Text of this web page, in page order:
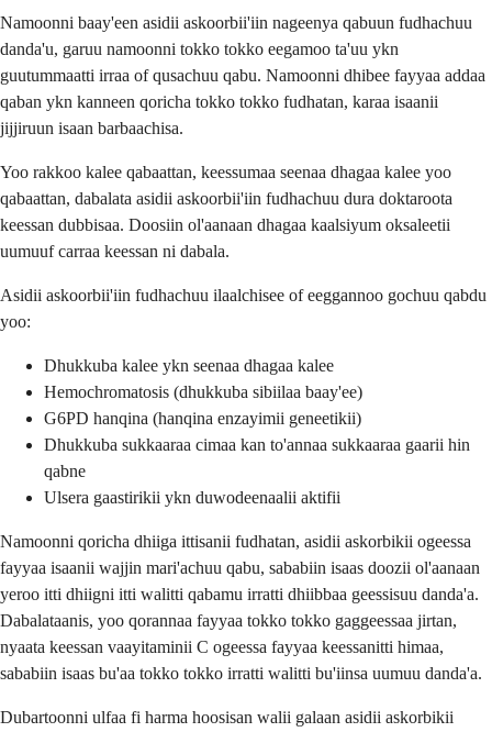
Namoonni baay'een asidii askoorbii'iin nageenya qabuun fudhachuu
danda'u, garuu namoonni tokko tokko eegamoo ta'uu ykn
guutummaatti irraa of qusachuu qabu. Namoonni dhibee fayyaa addaa
qaban ykn kanneen qoricha tokko tokko fudhatan, karaa isaanii
jijjiruun isaan barbaachisa.
Yoo rakkoo kalee qabaattan, keessumaa seenaa dhagaa kalee yoo
qabaattan, dabalata asidii askoorbii'iin fudhachuu dura doktaroota
keessan dubbisaa. Doosiin ol'aanaan dhagaa kaalsiyum oksaleetii
uumuuf carraa keessan ni dabala.
Asidii askoorbii'iin fudhachuu ilaalchisee of eeggannoo gochuu qabdu
yoo:
Dhukkuba kalee ykn seenaa dhagaa kalee
Hemochromatosis (dhukkuba sibiilaa baay'ee)
G6PD hanqina (hanqina enzayimii geneetikii)
Dhukkuba sukkaaraa cimaa kan to'annaa sukkaaraa gaarii hin
qabne
Ulsera gaastirikii ykn duwodeenaalii aktifii
Namoonni qoricha dhiiga ittisanii fudhatan, asidii askorbikii ogeessa
fayyaa isaanii wajjin mari'achuu qabu, sababiin isaas doozii ol'aanaan
yeroo itti dhiigni itti walitti qabamu irratti dhiibbaa geessisuu danda'a.
Dabalataanis, yoo qorannaa fayyaa tokko tokko gaggeessaa jirtan,
nyaata keessan vaayitaminii C ogeessa fayyaa keessanitti himaa,
sababiin isaas bu'aa tokko tokko irratti walitti bu'iinsa uumuu danda'a.
Dubartoonni ulfaa fi harma hoosisan walii galaan asidii askorbikii